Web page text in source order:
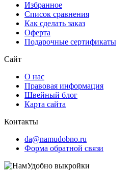
Избранное
Список сравнения
Как сделать заказ
Оферта
Подарочные сертификаты
Сайт
О нас
Правовая информация
Швейный блог
Карта сайта
Контакты
da@namudobno.ru
Форма обратной связи